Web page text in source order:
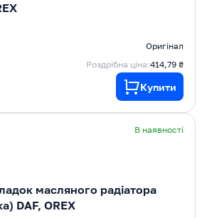
Оригінал
Роздрібна ціна:414,79 ₴
Купити
В наявності
масляного радіатора
DAF, OREX